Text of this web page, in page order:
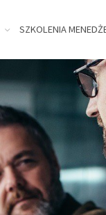
SZKOLENIA